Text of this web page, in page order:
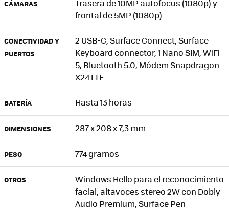
CÁMARAS
Trasera de 10MP autofocus (1080p) y
frontal de 5MP (1080p)
CONECTIVIDAD Y
PUERTOS
2 USB-C, Surface Connect, Surface
Keyboard connector, 1 Nano SIM, WiFi
5, Bluetooth 5.0, Módem Snapdragon
X24 LTE
BATERÍA Hasta 13 horas
DIMENSIONES 287 x 208 x 7,3 mm
PESO 774 gramos
OTROS
Windows Hello para el reconocimiento
facial, altavoces stereo 2W con Dobly
Audio Premium, Surface Pen